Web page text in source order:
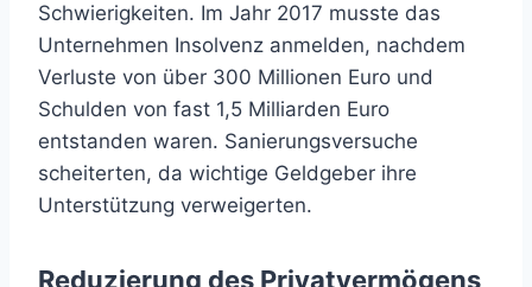
Schwierigkeiten. Im Jahr 2017 musste das
Unternehmen Insolvenz anmelden, nachdem
Verluste von über 300 Millionen Euro und
Schulden von fast 1,5 Milliarden Euro
entstanden waren. Sanierungsversuche
scheiterten, da wichtige Geldgeber ihre
Unterstützung verweigerten.
Reduzierung des Privatvermögens